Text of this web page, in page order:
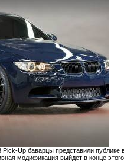
Up баварцы представили
модификация выйдет в конце этого